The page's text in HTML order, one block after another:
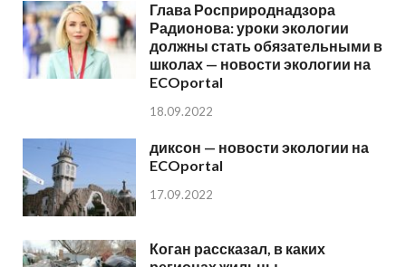
Глава Росприроднадзора
Радионова: уроки экологии
должны стать обязательными в
школах — новости экологии на
ECOportal
18.09.2022
диксон — новости экологии на
ECOportal
17.09.2022
Коган рассказал, в каких